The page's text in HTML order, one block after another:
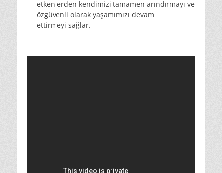
etkenlerden kendimizi tamamen arındırmayı ve
özgüvenli olarak yaşamımızı devam
ettirmeyi sağlar.